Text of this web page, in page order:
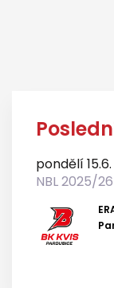
pondělí
NBL 2025/26